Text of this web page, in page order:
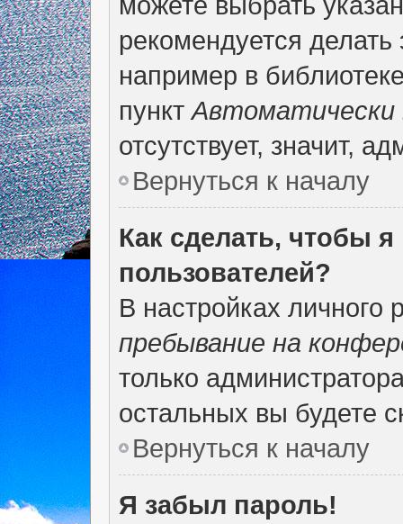
рекомендуется
например в
пунктАвтоматически
отсутствует, значит,
Вернуться к началу
Как сделать, чтобы
пользователей?
В настройках
пребывание на
только
остальных вы будете
Вернуться к началу
Я забыл пароль!